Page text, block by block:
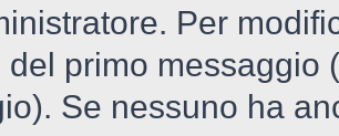
Per
del primo messaggio
Se nessuno ha